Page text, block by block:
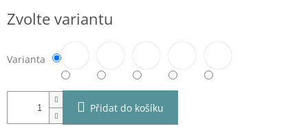
cena:
Zvolte variantu
Varianta
Přidat do košíku